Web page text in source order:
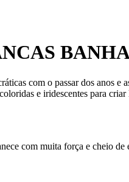
com o passar dos anos e
e iridescentes para
com muita força e cheio